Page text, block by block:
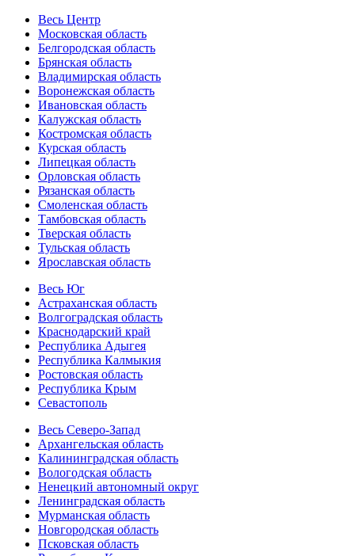
Весь Центр
Московская область
Белгородская область
Брянская область
Владимирская область
Воронежская область
Ивановская область
Калужская область
Костромская область
Курская область
Липецкая область
Орловская область
Рязанская область
Смоленская область
Тамбовская область
Тверская область
Тульская область
Ярославская область
Весь Юг
Астраханская область
Волгоградская область
Краснодарский край
Республика Адыгея
Республика Калмыкия
Ростовская область
Республика Крым
Севастополь
Весь Северо-Запад
Архангельская область
Калининградская область
Вологодская область
Ненецкий автономный округ
Ленинградская область
Мурманская область
Новгородская область
Псковская область